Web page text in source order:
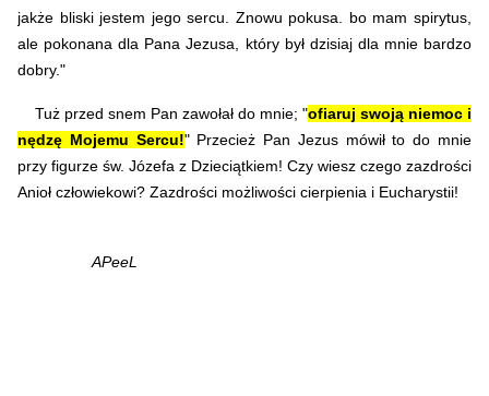
jakże bliski jestem jego sercu. Znowu pokusa. bo mam spirytus,
ale pokonana dla Pana Jezusa, który był dzisiaj dla mnie bardzo
dobry."
Tuż przed snem Pan zawołał do mnie; "ofiaruj swoją niemoc i
nędzę Mojemu Sercu!" Przecież Pan Jezus mówił to do mnie
przy figurze św. Józefa z Dzieciątkiem! Czy wiesz czego zazdrości
Anioł człowiekowi? Zazdrości możliwości cierpienia i Eucharystii!
APeeL